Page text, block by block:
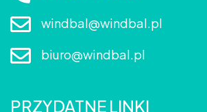
windbal@windbal.pl
biuro@windbal.pl
PRZYDATNE LINKI